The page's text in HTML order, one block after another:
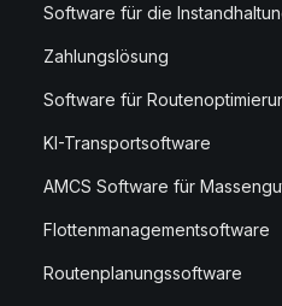
Software für die
Zahlungslösung
Software für
KI-Transportsoftware
AMCS Software für
Flottenmanagementsoftware
Routenplanungssoftware